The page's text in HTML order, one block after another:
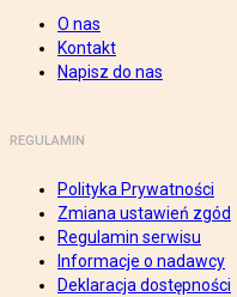
O nas
Kontakt
Napisz do nas
REGULAMIN
Polityka Prywatności
Zmiana ustawień zgód
Regulamin serwisu
Informacje o nadawcy
Deklaracja dostępności